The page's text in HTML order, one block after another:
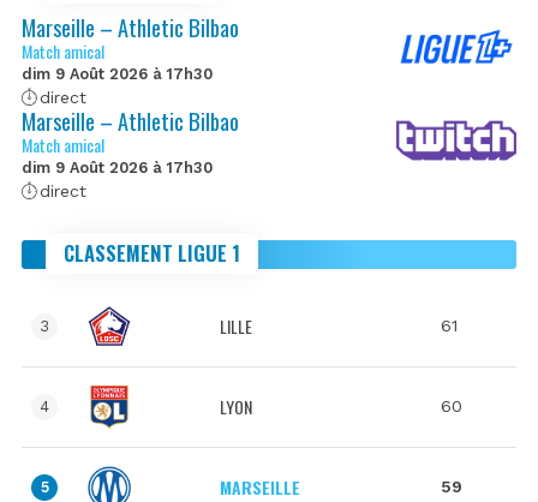
Marseille – Athletic Bilbao
Match amical
dim 9 Août 2026 à 17h30
direct
Marseille – Athletic Bilbao
Match amical
dim 9 Août 2026 à 17h30
direct
CLASSEMENT LIGUE 1
3 LILLE 61
4 LYON 60
5 MARSEILLE 59